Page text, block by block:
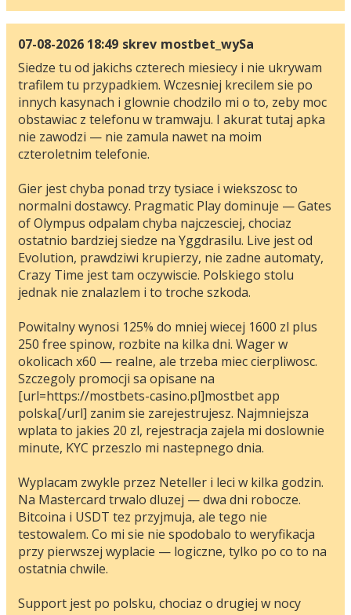
07-08-2026 18:49 skrev mostbet_wySa
Siedze tu od jakichs czterech miesiecy i nie ukrywam
trafilem tu przypadkiem. Wczesniej krecilem sie po
innych kasynach i glownie chodzilo mi o to, zeby moc
obstawiac z telefonu w tramwaju. I akurat tutaj apka
nie zawodzi — nie zamula nawet na moim
czteroletnim telefonie.
Gier jest chyba ponad trzy tysiace i wiekszosc to
normalni dostawcy. Pragmatic Play dominuje — Gates
of Olympus odpalam chyba najczesciej, chociaz
ostatnio bardziej siedze na Yggdrasilu. Live jest od
Evolution, prawdziwi krupierzy, nie zadne automaty,
Crazy Time jest tam oczywiscie. Polskiego stolu
jednak nie znalazlem i to troche szkoda.
Powitalny wynosi 125% do mniej wiecej 1600 zl plus
250 free spinow, rozbite na kilka dni. Wager w
okolicach x60 — realne, ale trzeba miec cierpliwosc.
Szczegoly promocji sa opisane na
[url=https://mostbets-casino.pl]mostbet app
polska[/url] zanim sie zarejestrujesz. Najmniejsza
wplata to jakies 20 zl, rejestracja zajela mi doslownie
minute, KYC przeszlo mi nastepnego dnia.
Wyplacam zwykle przez Neteller i leci w kilka godzin.
Na Mastercard trwalo dluzej — dwa dni robocze.
Bitcoina i USDT tez przyjmuja, ale tego nie
testowalem. Co mi sie nie spodobalo to weryfikacja
przy pierwszej wyplacie — logiczne, tylko po co to na
ostatnia chwile.
Support jest po polsku, chociaz o drugiej w nocy